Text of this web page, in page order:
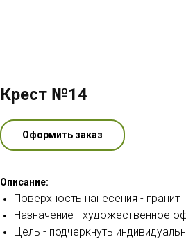
Крест №14
Оформить заказ
Описание:
Поверхность нанесения - гранит
Назначение - художественное
Цель - подчеркнуть